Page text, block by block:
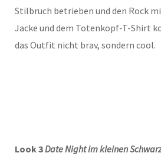
Stilbruch betrieben und den Rock
Jacke und dem Totenkopf-T-Shirt
das Outfit nicht brav, sondern cool.
Look 3Date Night im kleinen